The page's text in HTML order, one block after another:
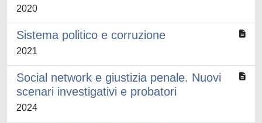
2020
Sistema politico e corruzione
2021
Social network e giustizia penale. Nuovi
scenari investigativi e probatori
2024